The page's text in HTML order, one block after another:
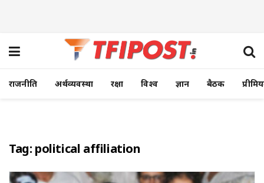
राजनीति अर्थव्यवस्था रक्षा विश्व ज्ञान बैठक
Tag: political affiliation